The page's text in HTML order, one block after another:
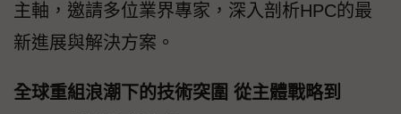
主軸，邀請多位業界專家，深入剖析HPC的最
新進展與解決方案。
全球重組浪潮下的技術突圍 從主體戰略到